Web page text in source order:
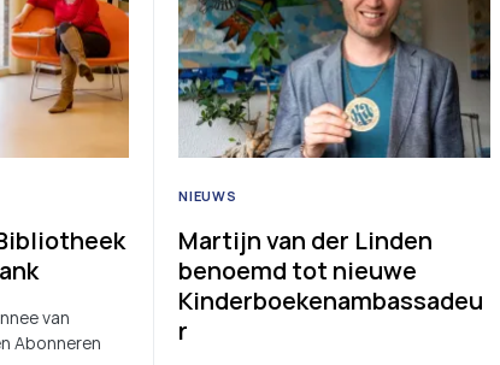
van
Abonneren
NIEUWS
Martijn van der Linden
benoemd tot nieuwe
Kinderboekenambassadeu
r